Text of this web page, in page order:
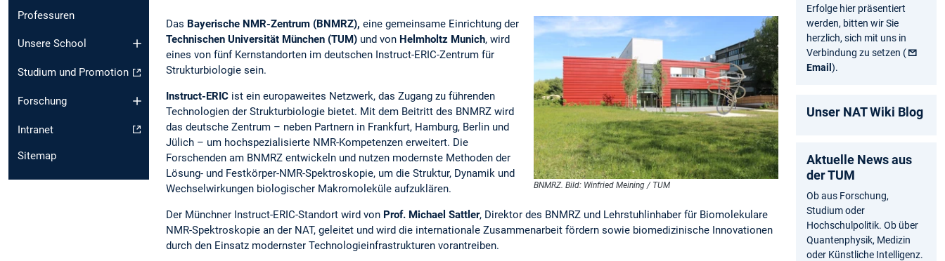
Professuren
Unsere School
Studium und Promotion
Forschung
Intranet
Sitemap
BNMRZ. Bild: Winfried Meining / TUM
Das Bayerische NMR-Zentrum (BNMRZ), eine gemeinsame Einrichtung der
Technischen Universität München (TUM) und von Helmholtz Munich, wird
eines von fünf Kernstandorten im deutschen Instruct-ERIC-Zentrum für
Strukturbiologie sein.
Instruct-ERIC ist ein europaweites Netzwerk, das Zugang zu führenden
Technologien der Strukturbiologie bietet. Mit dem Beitritt des BNMRZ wird
das deutsche Zentrum – neben Partnern in Frankfurt, Hamburg, Berlin und
Jülich – um hochspezialisierte NMR-Kompetenzen erweitert. Die
Forschenden am BNMRZ entwickeln und nutzen modernste Methoden der
Lösung- und Festkörper-NMR-Spektroskopie, um die Struktur, Dynamik und
Wechselwirkungen biologischer Makromoleküle aufzuklären.
Der Münchner Instruct-ERIC-Standort wird von Prof. Michael Sattler, Direktor des BNMRZ und Lehrstuhlinhaber für Biomolekulare
NMR-Spektroskopie an der NAT, geleitet und wird die internationale Zusammenarbeit fördern sowie biomedizinische Innovationen
durch den Einsatz modernster Technologieinfrastrukturen vorantreiben.
Erfolge hier präsentiert
werden, bitten wir Sie
herzlich, sich mit uns in
Verbindung zu setzen (
Email ).
Unser NAT Wiki Blog
Aktuelle News aus
der TUM
Ob aus Forschung,
Studium oder
Hochschulpolitik. Ob über
Quantenphysik, Medizin
oder Künstliche Intelligenz.